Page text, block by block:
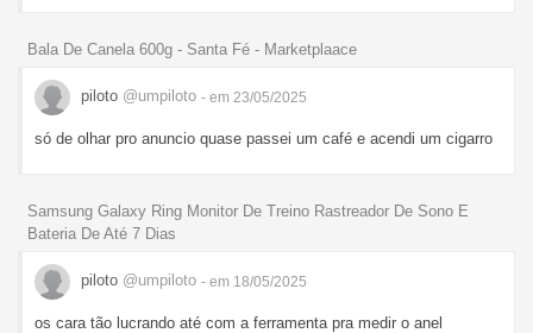
Bala De Canela 600g - Santa Fé - Marketplaace
piloto @umpiloto - em 23/05/2025
só de olhar pro anuncio quase passei um café e acendi um cigarro
Samsung Galaxy Ring Monitor De Treino Rastreador De Sono E
Bateria De Até 7 Dias
piloto @umpiloto - em 18/05/2025
os cara tão lucrando até com a ferramenta pra medir o anel